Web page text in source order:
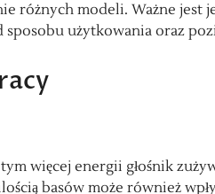
różnych modeli. Ważne jest
użytkowania oraz
więcej energii głośnik
basów może również